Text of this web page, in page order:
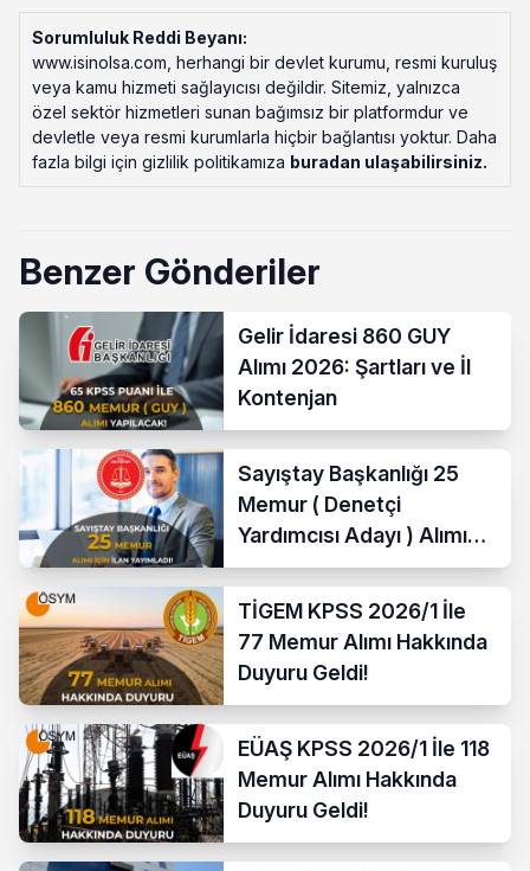
Sorumluluk Reddi Beyanı:
www.isinolsa.com, herhangi bir devlet kurumu, resmi kuruluş
veya kamu hizmeti sağlayıcısı değildir. Sitemiz, yalnızca
özel sektör hizmetleri sunan bağımsız bir platformdur ve
devletle veya resmi kurumlarla hiçbir bağlantısı yoktur. Daha
fazla bilgi için gizlilik politikamıza buradan ulaşabilirsiniz.
Benzer Gönderiler
Gelir İdaresi 860 GUY
Alımı 2026: Şartları ve İl
Kontenjan
Sayıştay Başkanlığı 25
Memur ( Denetçi
Yardımcısı Adayı ) Alımı
Yapacak
TİGEM KPSS 2026/1 İle
77 Memur Alımı Hakkında
Duyuru Geldi!
EÜAŞ KPSS 2026/1 İle 118
Memur Alımı Hakkında
Duyuru Geldi!